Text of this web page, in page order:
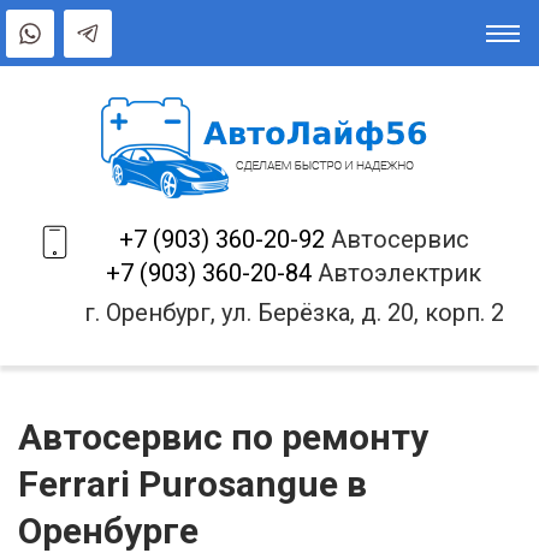
+7 (903) 360-20-92 Автосервис
+7 (903) 360-20-84 Автоэлектрик
г. Оренбург, ул. Берёзка, д. 20, корп. 2
Автосервис по ремонту
Ferrari Purosangue в
Оренбурге